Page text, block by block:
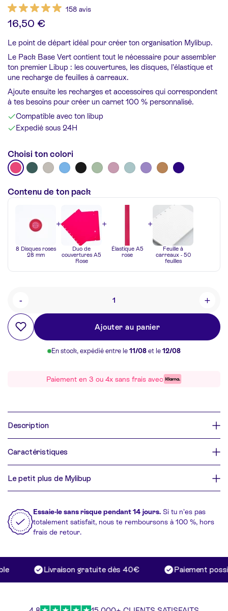
158 avis
16,50 €
Le point de départ idéal pour créer ton organisation Mylibup.
Le Pack Base Vert contient tout le nécessaire pour assembler
ton premier Libup : les couvertures, les disques, l’élastique et
une recharge de feuilles à carreaux.
Ajoute ensuite les recharges et accessoires qui correspondent
à tes besoins pour créer un carnet 100 % personnalisé.
Compatible avec ton libup
Expedié sous 24H
Choisi ton colori
Contenu de ton pack
8 Disques roses
28 mm
+
Duo de
couvertures A5
Rose
+
Élastique A5
rose
+
Feuille à
carreaux - 50
feuilles
-
Quantité +
Ajouter au panier
En stock, expédié entre le 11/08 et le 12/08
Paiement en 3 ou 4x sans frais avec
Description
Caractéristiques
Le petit plus de Mylibup
Essaie-le sans risque pendant 14 jours. Si tu n’es pas
totalement satisfait, nous te remboursons à 100 %, hors
frais de retour.
Livraison gratuite dès 40€ Paiement